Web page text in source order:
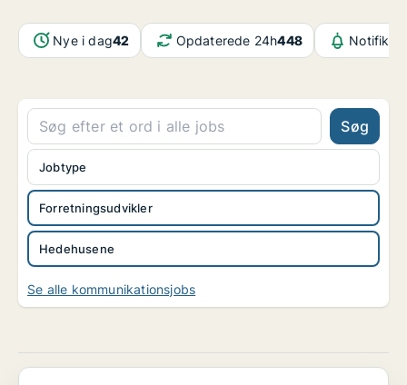
Nye i dag42 Opdaterede 24h448
Søg
Forretningsudvikler
Hedehusene
Jobtype
Se alle kommunikationsjobs
Student Business Development Consultant